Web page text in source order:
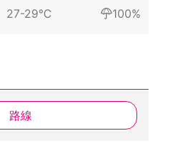
27-29°C 100%
路線